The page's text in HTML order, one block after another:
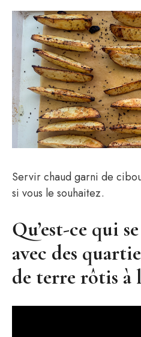
Servir chaud garni de
si vous le souhaitez.
Qu’est-ce qui
avec des
de terre rôtis à